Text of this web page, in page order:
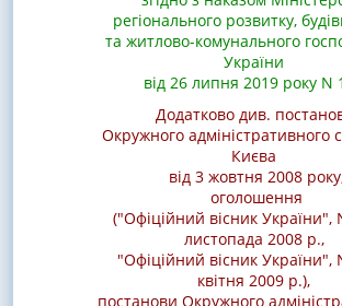
регіонального розвитку,
та житлово-комунального
України
від 26 липня 2019 року N
Додатково див.
Окружного адміністративного
Києва
від 3 жовтня 2008
оголошення
("Офіційний вісник України",
листопада 2008 р.,
"Офіційний вісник України",
квітня 2009 р.),
постанови Окружного